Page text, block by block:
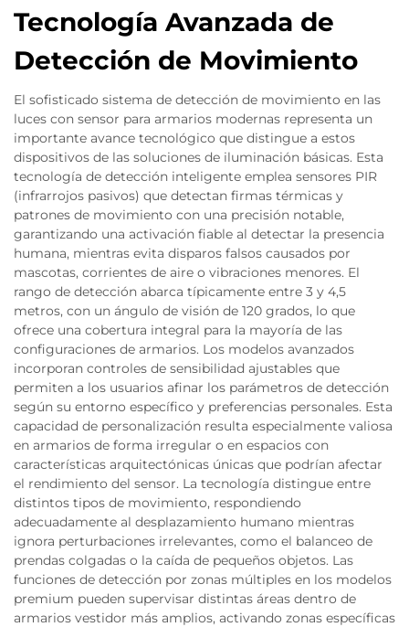
Tecnología Avanzada de
Detección de Movimiento
El sofisticado sistema de detección de movimiento en las
luces con sensor para armarios modernas representa un
importante avance tecnológico que distingue a estos
dispositivos de las soluciones de iluminación básicas. Esta
tecnología de detección inteligente emplea sensores PIR
(infrarrojos pasivos) que detectan firmas térmicas y
patrones de movimiento con una precisión notable,
garantizando una activación fiable al detectar la presencia
humana, mientras evita disparos falsos causados por
mascotas, corrientes de aire o vibraciones menores. El
rango de detección abarca típicamente entre 3 y 4,5
metros, con un ángulo de visión de 120 grados, lo que
ofrece una cobertura integral para la mayoría de las
configuraciones de armarios. Los modelos avanzados
incorporan controles de sensibilidad ajustables que
permiten a los usuarios afinar los parámetros de detección
según su entorno específico y preferencias personales. Esta
capacidad de personalización resulta especialmente valiosa
en armarios de forma irregular o en espacios con
características arquitectónicas únicas que podrían afectar
el rendimiento del sensor. La tecnología distingue entre
distintos tipos de movimiento, respondiendo
adecuadamente al desplazamiento humano mientras
ignora perturbaciones irrelevantes, como el balanceo de
prendas colgadas o la caída de pequeños objetos. Las
funciones de detección por zonas múltiples en los modelos
premium pueden supervisar distintas áreas dentro de
armarios vestidor más amplios, activando zonas específicas